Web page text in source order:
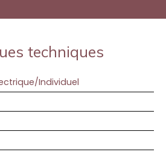
techniques
Individuel